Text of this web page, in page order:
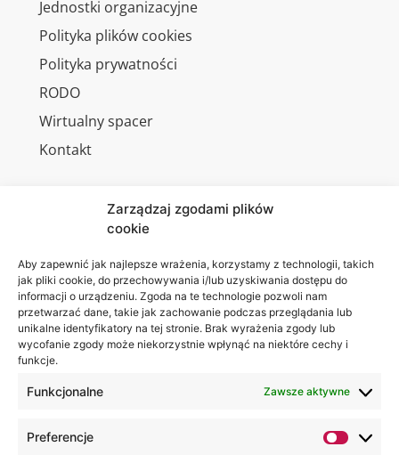
Zarządzaj zgodami plików
cookie
Aby zapewnić jak najlepsze wrażenia, korzystamy z technologii, takich
jak pliki cookie, do przechowywania i/lub uzyskiwania dostępu do
informacji o urządzeniu. Zgoda na te technologie pozwoli nam
przetwarzać dane, takie jak zachowanie podczas przeglądania lub
unikalne identyfikatory na tej stronie. Brak wyrażenia zgody lub
wycofanie zgody może niekorzystnie wpłynąć na niektóre cechy i
funkcje.
Funkcjonalne Zawsze aktywne
Preferencje
Jednostki organizacyjne
Polityka plików cookies
Polityka prywatności
RODO
Wirtualny spacer
Kontakt
Akademia
WSEI
ul.
Projektowa
4